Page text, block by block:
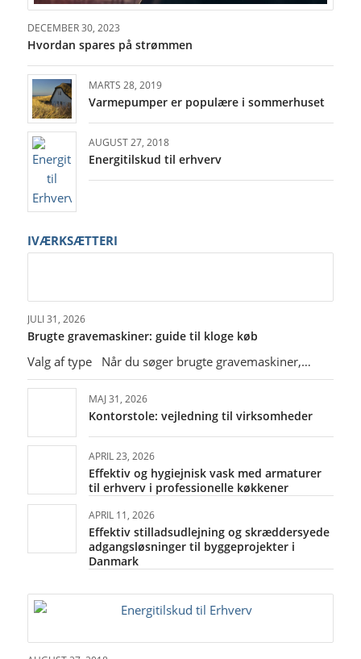
DECEMBER 30, 2023
Hvordan spares på strømmen
MARTS 28, 2019
Varmepumper er populære i sommerhuset
AUGUST 27, 2018
Energitilskud til erhverv
IVÆRKSÆTTERI
JULI 31, 2026
Brugte gravemaskiner: guide til kloge køb
Valg af type Når du søger brugte gravemaskiner,…
MAJ 31, 2026
Kontorstole: vejledning til virksomheder
APRIL 23, 2026
Effektiv og hygiejnisk vask med armaturer
til erhverv i professionelle køkkener
APRIL 11, 2026
Effektiv stilladsudlejning og skræddersyede
adgangsløsninger til byggeprojekter i
Danmark